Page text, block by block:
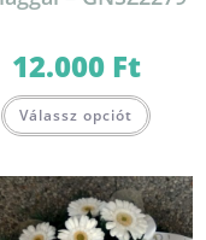
12.000 Ft
Válassz opciót